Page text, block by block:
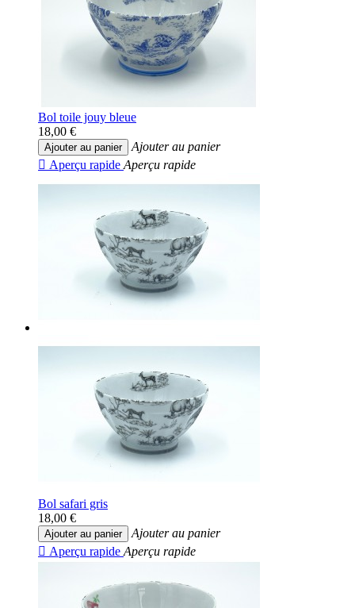
Bol toile jouy bleue
18,00 €
Ajouter au panier
Ajouter au panier
 Aperçu rapide Aperçu rapide
Bol safari gris
18,00 €
Ajouter au panier
Ajouter au panier
 Aperçu rapide Aperçu rapide